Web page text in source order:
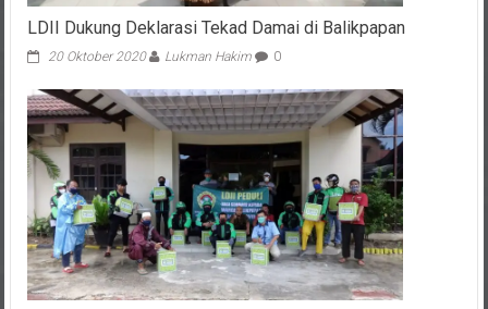
LDII Dukung Deklarasi Tekad Damai di Balikpapan
20 Oktober 2020 Lukman Hakim 0